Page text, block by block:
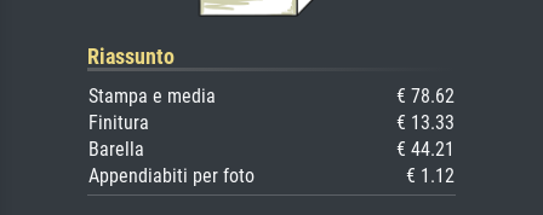
Riassunto
Stampa e media
€ 78.62
Finitura
€ 13.33
Barella
€ 44.21
Appendiabiti per foto
€ 1.12